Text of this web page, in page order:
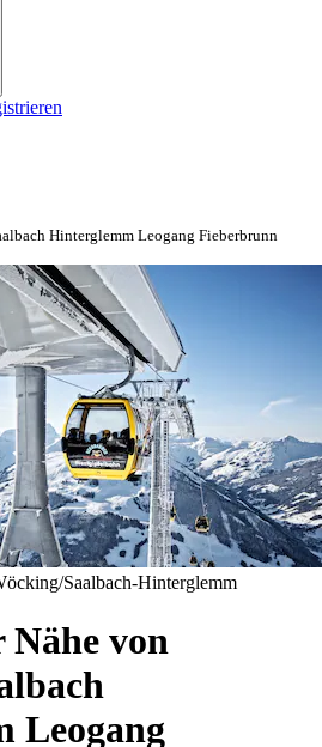
Hinterglemm Leogang Fieberbrunn
Saalbach-Hinterglemm
Nähe von
Leogang